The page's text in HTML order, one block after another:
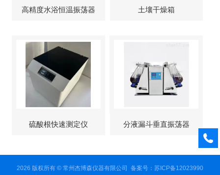
高精度水浴恒温振荡器 土壤干燥箱
硫酸根快速测定仪 分液漏斗垂直振荡器
2026 版权所有 © 常州杰博森仪器有限公司 备案号：苏ICP备12023990